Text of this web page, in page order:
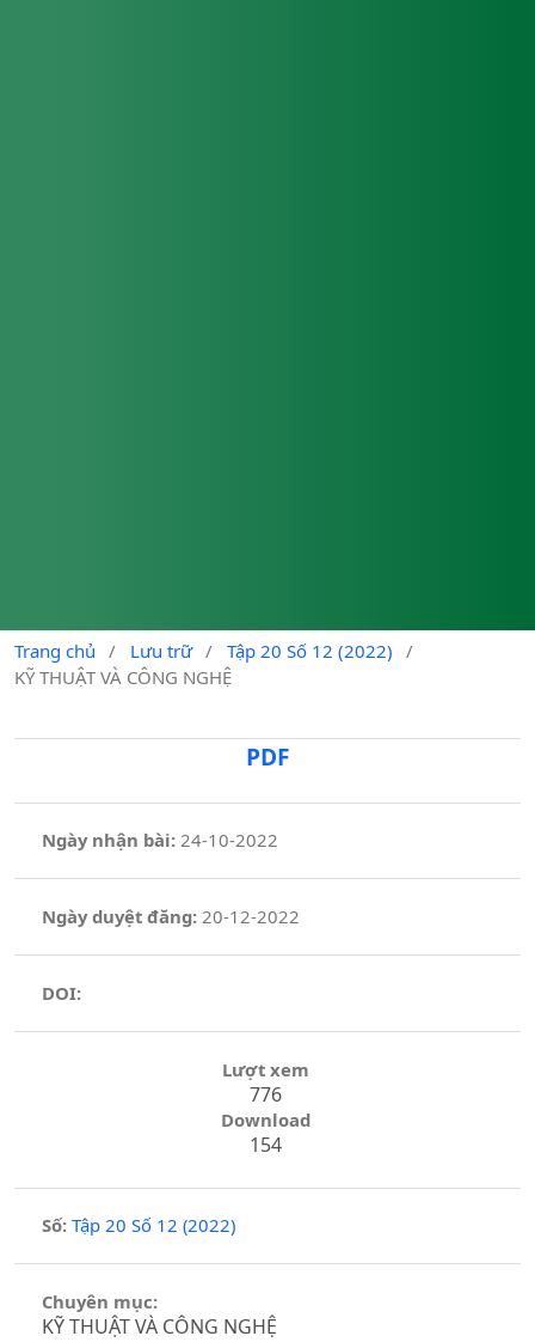
Trang chủ / Lưu trữ / Tập 20 Số 12 (2022)
/
KỸ THUẬT VÀ CÔNG NGHỆ
PDF
Ngày nhận bài: 24-10-2022
Ngày duyệt đăng:20-12-2022
DOI:
Lượt xem
776
Download
154
Số: Tập 20 Số 12 (2022)
Chuyên mục:
KỸ THUẬT VÀ CÔNG NGHỆ